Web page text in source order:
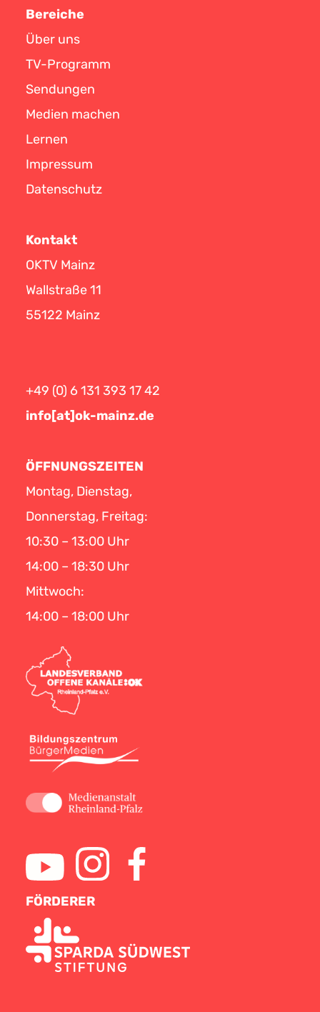
Bereiche
Über uns
TV-Programm
Sendungen
Medien machen
Lernen
Impressum
Datenschutz
Kontakt
OKTV Mainz
Wallstraße 11
55122 Mainz
+49 (0) 6 131 393 17 42
info[at]ok-mainz.de
ÖFFNUNGSZEITEN
Montag, Dienstag,
Donnerstag, Freitag:
10:30 – 13:00 Uhr
14:00 – 18:30 Uhr
Mittwoch:
14:00 – 18:00 Uhr
FÖRDERER